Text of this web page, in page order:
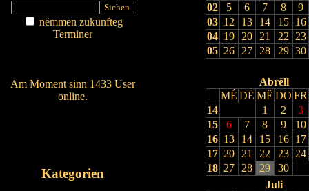
nëmmen zukünfteg
Terminer
Am Moment sinn 1433 User
online.
Kategorien
02
5 6 7 8
9
03 12 13 14 15
16
04 19 20 21 22
23
05 26 27 28 29 30
Abrëll
MÉ DË MË DO FR
14
1 2
3
15
6 7 8 9
10
16 13 14 15 16
17
17 20 21 22 23
24
18 27 28 29
30
Juli